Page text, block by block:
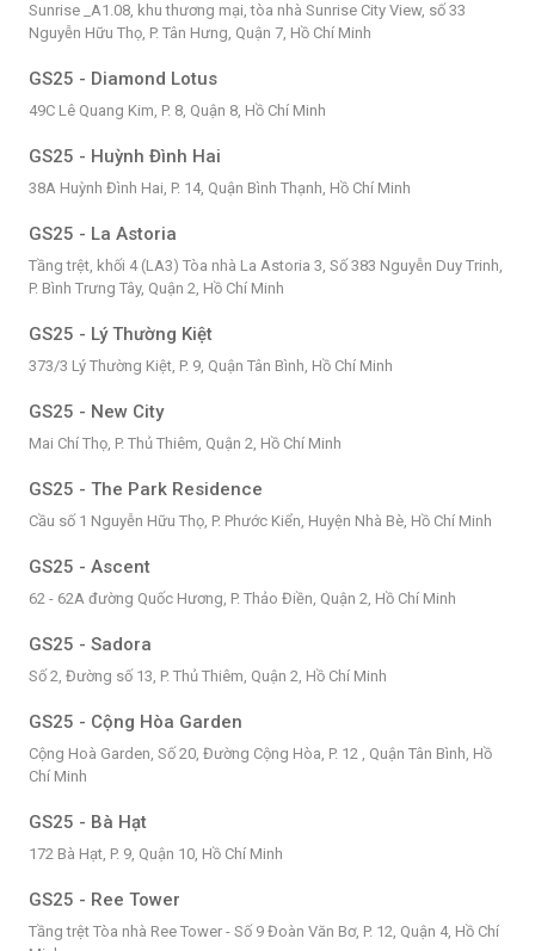
Sunrise _A1.08, khu thương mại, tòa nhà Sunrise City View, số 33
Nguyễn Hữu Thọ, P. Tân Hưng, Quận 7, Hồ Chí Minh
GS25 - Diamond Lotus
49C Lê Quang Kim, P. 8, Quận 8, Hồ Chí Minh
GS25 - Huỳnh Đình Hai
38A Huỳnh Đình Hai, P. 14, Quận Bình Thạnh, Hồ Chí Minh
GS25 - La Astoria
Tầng trệt, khối 4 (LA3) Tòa nhà La Astoria 3, Số 383 Nguyễn Duy Trinh,
P. Bình Trưng Tây, Quận 2, Hồ Chí Minh
GS25 - Lý Thường Kiệt
373/3 Lý Thường Kiệt, P. 9, Quận Tân Bình, Hồ Chí Minh
GS25 - New City
Mai Chí Thọ, P. Thủ Thiêm, Quận 2, Hồ Chí Minh
GS25 - The Park Residence
Cầu số 1 Nguyễn Hữu Thọ, P. Phước Kiển, Huyện Nhà Bè, Hồ Chí Minh
GS25 - Ascent
62 - 62A đường Quốc Hương, P. Thảo Điền, Quận 2, Hồ Chí Minh
GS25 - Sadora
Số 2, Đường số 13, P. Thủ Thiêm, Quận 2, Hồ Chí Minh
GS25 - Cộng Hòa Garden
Cộng Hoà Garden, Số 20, Đường Cộng Hòa, P. 12 , Quận Tân Bình, Hồ
Chí Minh
GS25 - Bà Hạt
172 Bà Hạt, P. 9, Quận 10, Hồ Chí Minh
GS25 - Ree Tower
Tầng trệt Tòa nhà Ree Tower - Số 9 Đoàn Văn Bơ, P. 12, Quận 4, Hồ Chí